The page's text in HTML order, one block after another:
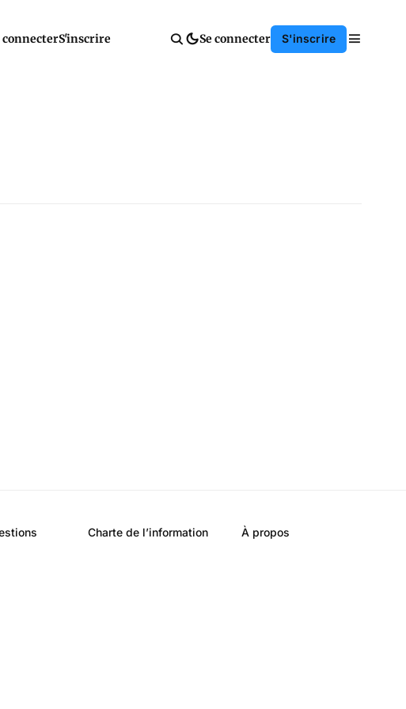
connecterS'inscrire Se connecter S'inscrire
Charte de l’information À propos